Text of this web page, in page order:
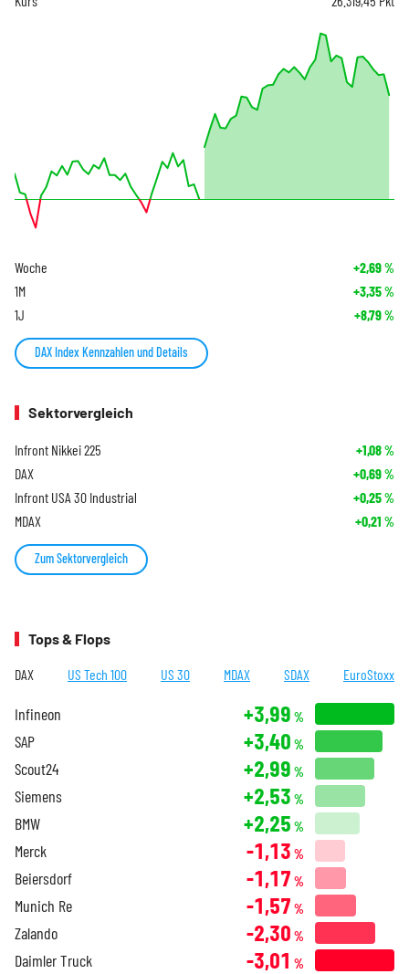
Woche +2,69%
1M +3,35%
1J +8,79%
DAX Index Kennzahlen und Details
Sektorvergleich
Infront Nikkei 225 +1,08%
DAX +0,69%
Infront USA 30 Industrial +0,25%
MDAX +0,21 %
Zum Sektorvergleich
Tops & Flops
DAX US Tech 100 US 30 MDAX SDAX EuroStoxx
Infineon +3,99 %
SAP +3,40 %
Scout24 +2,99 %
Siemens +2,53 %
BMW +2,25 %
Merck -1,13 %
Beiersdorf -1,17 %
Munich Re -1,57 %
Zalando -2,30 %
Daimler Truck -3,01 %